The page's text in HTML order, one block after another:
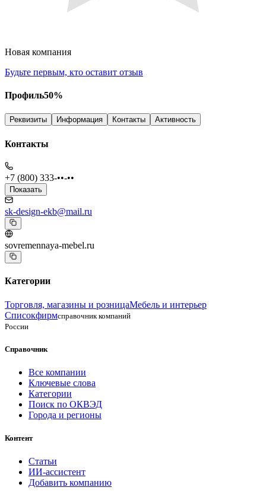
Новая компания
Будьте первым, кто оставит отзыв
Профиль50%
Реквизиты Информация Контакты Активность
Контакты
+7 (800) 333-••-••
Показать
sk-design-ekb@mail.ru
sovremennaya-mebel.ru
Категории
Торговля, магазины и розницаМебель и интерьер
Списокфирмсправочник компаний
России
Справочник
Все компании
Ключевые слова
Категории
Поиск по ОКВЭД
Города и регионы
Контент
Статьи
ИИ-ассистент
Добавить компанию